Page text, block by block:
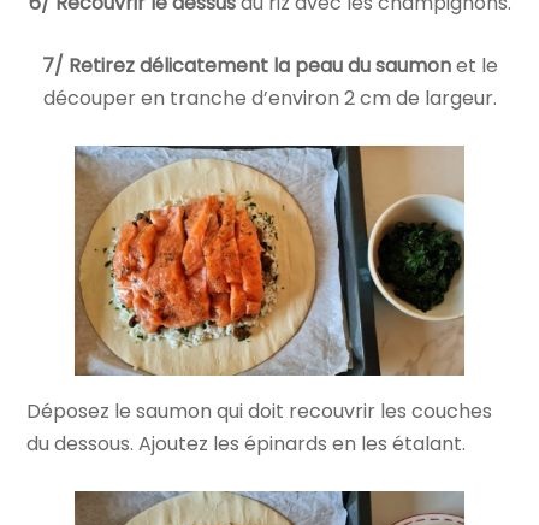
7/ Retirez délicatement la peau du saumonet le
découper en tranche d’environ 2 cm de largeur.
Déposez le saumon qui doit recouvrir les couches
du dessous. Ajoutez les épinards en les étalant.